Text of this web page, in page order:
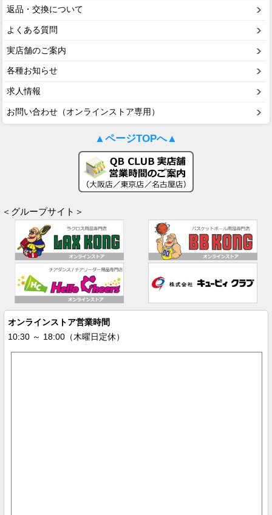
返品・交換について
よくある質問
実店舗のご案内
各種お知らせ
求人情報
お問い合わせ（オンラインストア専用）
▲ページTOPへ▲
＜グループサイト＞
オンラインストア営業時間
10:30 ～ 18:00（木曜日定休）